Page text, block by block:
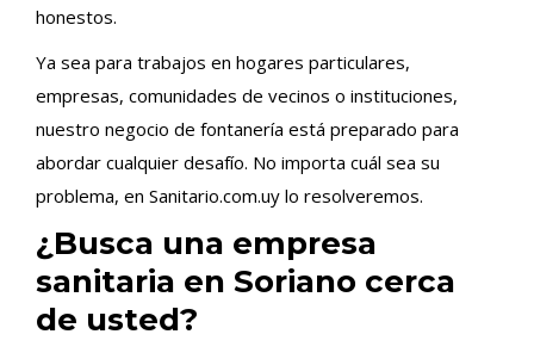
honestos.
Ya sea para trabajos en hogares particulares,
empresas, comunidades de vecinos o instituciones,
nuestro negocio de fontanería está preparado para
abordar cualquier desafío. No importa cuál sea su
problema, en Sanitario.com.uy lo resolveremos.
¿Busca una empresa
sanitaria en Soriano cerca
de usted?